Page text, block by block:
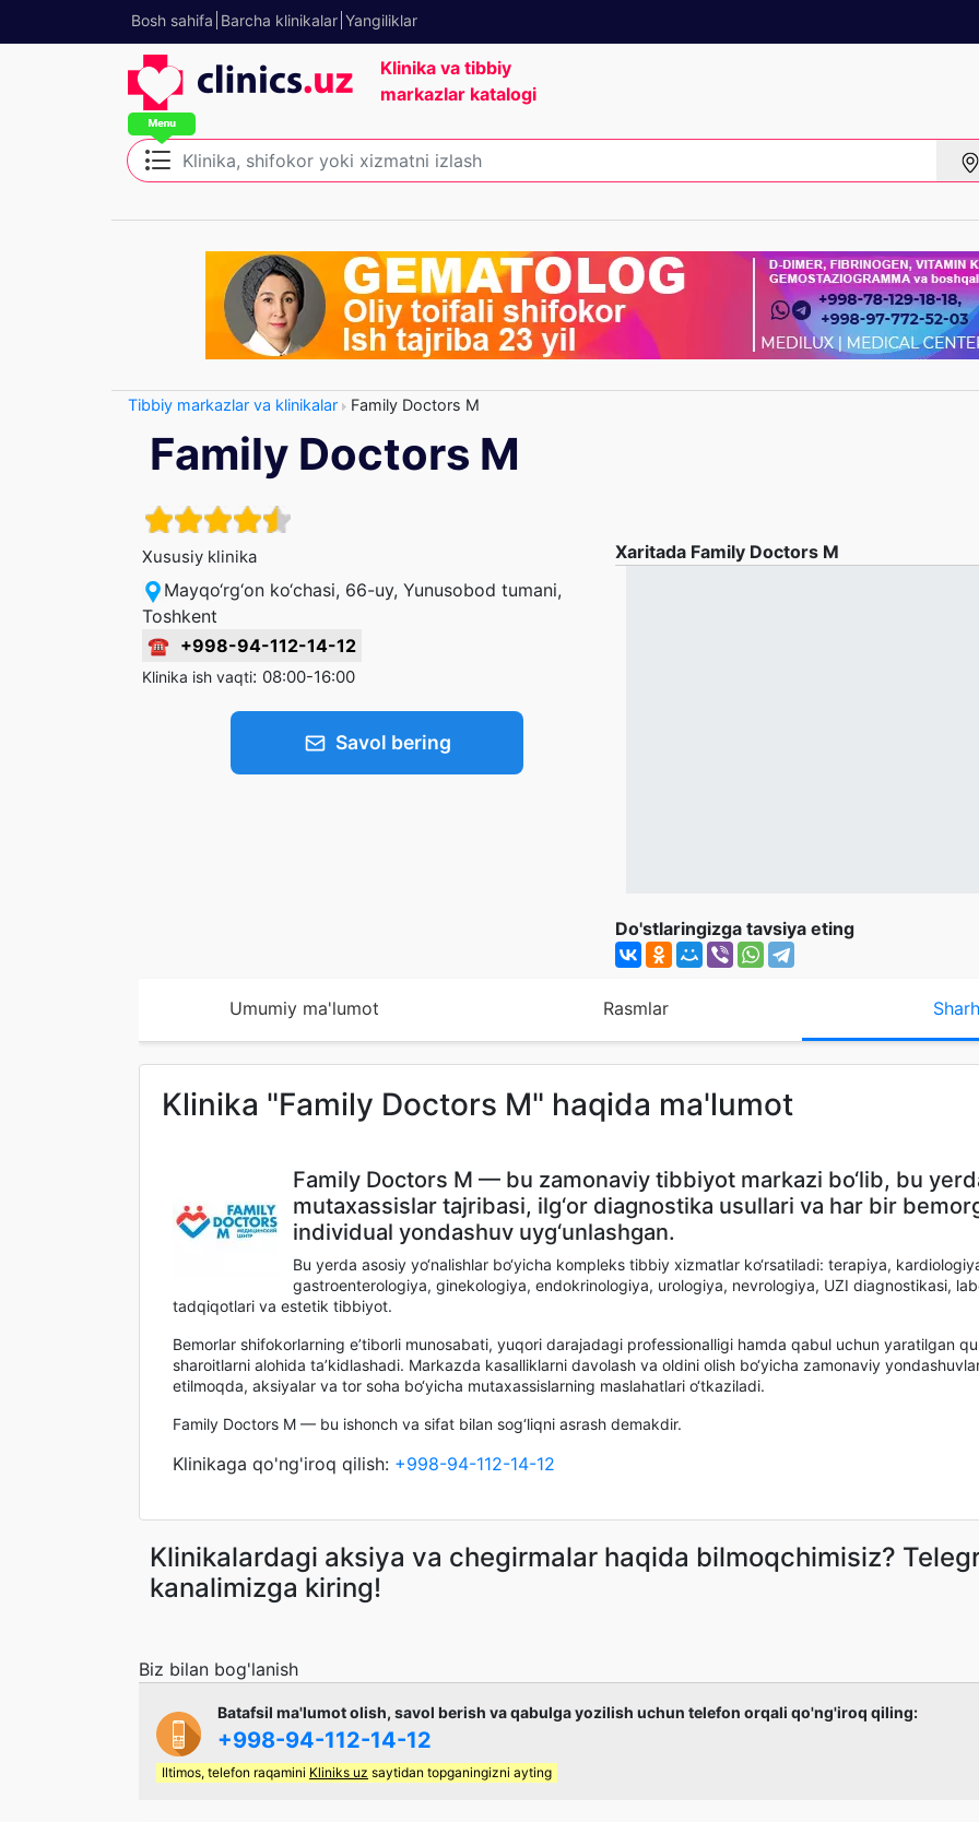
Bosh sahifa Barcha klinikalar Yangiliklar
Klinika va tibbiy
markazlar katalogi
Tibbiy markazlar va klinikalar Family Doctors M
Family Doctors M
Xususiy klinika
Mayqo‘rg‘on ko‘chasi, 66-uy, Yunusobod tumani,
Toshkent
☎ +998-94-112-14-12
Klinika ish vaqti: 08:00-16:00
Savol bering
Xaritada Family Doctors M
Do'stlaringizga tavsiya eting
Umumiy ma'lumot Rasmlar
Klinika "Family Doctors M" haqida ma'lumot
Family Doctors M — bu zamonaviy tibbiyot markazi bo‘lib, bu
mutaxassislar tajribasi, ilg‘or diagnostika usullari va har bir
individual yondashuv uyg‘unlashgan.
Bu yerda asosiy yo‘nalishlar bo‘yicha kompleks tibbiy xizmatlar ko‘rsatiladi: terapiya,
gastroenterologiya, ginekologiya, endokrinologiya, urologiya, nevrologiya, UZI diagnostikasi,
tadqiqotlari va estetik tibbiyot.
Bemorlar shifokorlarning e’tiborli munosabati, yuqori darajadagi professionalligi hamda qabul uchun yaratilgan
sharoitlarni alohida ta’kidlashadi. Markazda kasalliklarni davolash va oldini olish bo‘yicha zamonaviy
etilmoqda, aksiyalar va tor soha bo‘yicha mutaxassislarning maslahatlari o‘tkaziladi.
Family Doctors M — bu ishonch va sifat bilan sog‘liqni asrash demakdir.
Klinikaga qo'ng'iroq qilish: +998-94-112-14-12
Klinikalardagi aksiya va chegirmalar haqida bilmoqchimisiz?
kanalimizga kiring!
Biz bilan bog'lanish
Batafsil ma'lumot olish, savol berish va qabulga yozilish uchun telefon orqali qo'ng'iroq qiling:
+998-94-112-14-12
Iltimos, telefon raqamini Kliniks uz saytidan topganingizni ayting